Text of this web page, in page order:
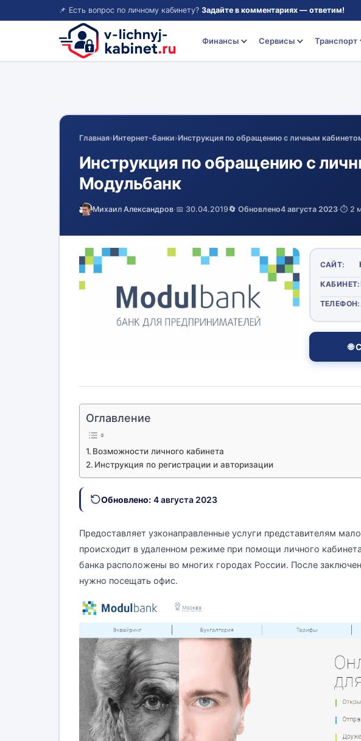
📌 Есть вопрос по личному кабинету? Задайте в комментариях — ответим!
Финансы Сервисы Транспорт
Главная›Интернет-банки›Инструкция по обращению с личным
Инструкция по обращению с
Модульбанк
Михаил Александров·📅 30.04.2019🔄 Обновлено4 августа 2023·⏱️ 2
САЙТ:
КАБИНЕТ:
ТЕЛЕФОН:
🌐
Оглавление
Возможности личного кабинета
Инструкция по регистрации и авторизации
Обновлено: 4 августа 2023
Предоставляет узконаправленные услуги представителям
происходит в удаленном режиме при помощи личного
банка расположены во многих городах России. После
нужно посещать офис.